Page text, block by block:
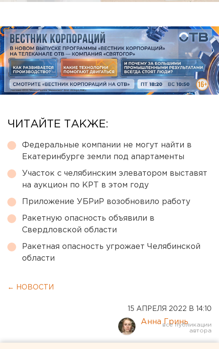
ЧИТАЙТЕ ТАКЖЕ:
Федеральные компании не могут найти в
Екатеринбурге земли под апартаменты
Участок с челябинским элеватором выставят
на аукцион по КРТ в этом году
Приложение УБРиР возобновило работу
Ракетную опасность объявили в
Свердловской области
Ракетная опасность угрожает Челябинской
области
← НОВОСТИ
15 АПРЕЛЯ 2022 В 14:10
Анна Гринь